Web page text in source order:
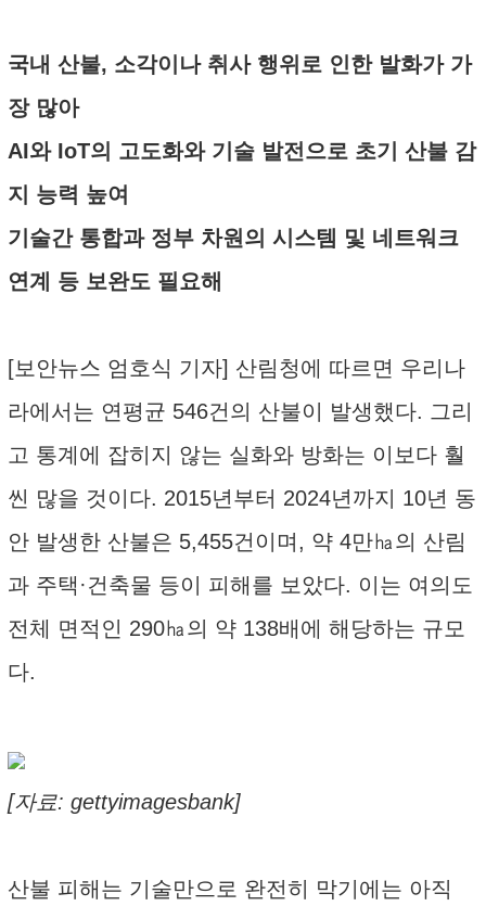
국내 산불, 소각이나 취사 행위로 인한 발화가 가
장 많아
AI와 IoT의 고도화와 기술 발전으로 초기 산불 감
지 능력 높여
기술간 통합과 정부 차원의 시스템 및 네트워크
연계 등 보완도 필요해
[보안뉴스 엄호식 기자] 산림청에 따르면 우리나
라에서는 연평균 546건의 산불이 발생했다. 그리
고 통계에 잡히지 않는 실화와 방화는 이보다 훨
씬 많을 것이다. 2015년부터 2024년까지 10년 동
안 발생한 산불은 5,455건이며, 약 4만㏊의 산림
과 주택·건축물 등이 피해를 보았다. 이는 여의도
전체 면적인 290㏊의 약 138배에 해당하는 규모
다.
[자료: gettyimagesbank]
산불 피해는 기술만으로 완전히 막기에는 아직